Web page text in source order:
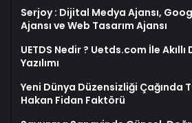
Serjoy : Dijital Medya Ajansı,
Ajansı ve Web Tasarım Ajansı
UETDS Nedir ? Uetds.com İle Akıllı
Yazılımı
Yeni Dünya Düzensizliği Çağında
Hakan Fidan Faktörü